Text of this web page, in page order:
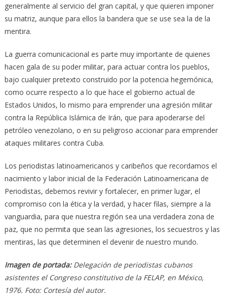
generalmente al servicio del gran capital, y que quieren imponer
su matriz, aunque para ellos la bandera que se use sea la de la
mentira.
La guerra comunicacional es parte muy importante de quienes
hacen gala de su poder militar, para actuar contra los pueblos,
bajo cualquier pretexto construido por la potencia hegemónica,
como ocurre respecto a lo que hace el gobierno actual de
Estados Unidos, lo mismo para emprender una agresión militar
contra la República Islámica de Irán, que para apoderarse del
petróleo venezolano, o en su peligroso accionar para emprender
ataques militares contra Cuba.
Los periodistas latinoamericanos y caribeños que recordamos el
nacimiento y labor inicial de la Federación Latinoamericana de
Periodistas, debemos revivir y fortalecer, en primer lugar, el
compromiso con la ética y la verdad, y hacer filas, siempre a la
vanguardia, para que nuestra región sea una verdadera zona de
paz, que no permita que sean las agresiones, los secuestros y las
mentiras, las que determinen el devenir de nuestro mundo.
Imagen de portada: Delegación de periodistas cubanos
asistentes el Congreso constitutivo de la FELAP, en México,
1976. Foto: Cortesía del autor.